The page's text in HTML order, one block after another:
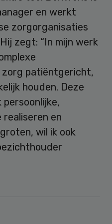
en werkt
zorgorganisaties
zegt: “In mijn werk
patiëntgericht,
houden. Deze
persoonlijke,
en
wil ik ook